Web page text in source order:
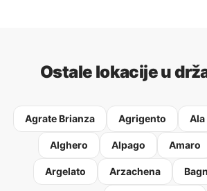
Ostale lokacije u
Agrate Brianza Agrigento Ala
Alghero Alpago Amaro
Argelato Arzachena